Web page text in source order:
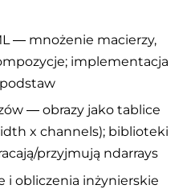
— mnożenie macierzy,
implementacja
— obrazy jako tablice
x channels); biblioteki
przyjmują ndarrays
i obliczenia inżynierskie